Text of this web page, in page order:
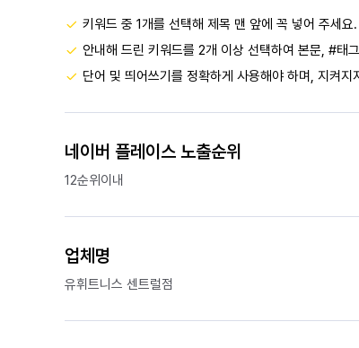
키워드 중 1개를 선택해 제목 맨 앞에 꼭 넣어 주세요.
안내해 드린 키워드를 2개 이상 선택하여 본문, #태
단어 및 띄어쓰기를 정확하게 사용해야 하며, 지켜
네이버 플레이스 노출순위
12순위이내
업체명
유휘트니스 센트럴점